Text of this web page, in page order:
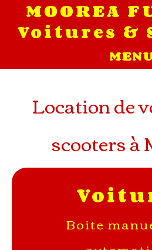
MOOREA
Voitures &
Location de
scooters à
Boite